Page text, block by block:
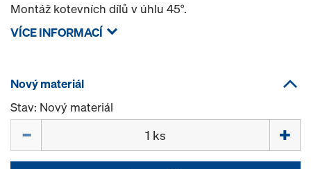
Montáž kotevních dílů v úhlu 45°.
VÍCE INFORMACÍ
Nový materiál
Stav: Nový materiál